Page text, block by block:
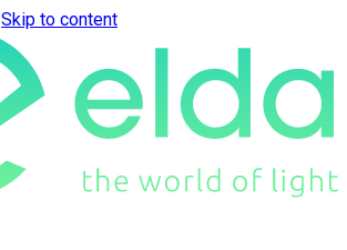
Skip to content